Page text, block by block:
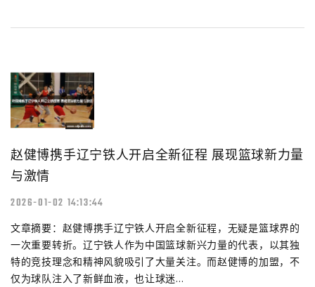
赵健博携手辽宁铁人开启全新征程 展现篮球新力量
与激情
2026-01-02 14:13:44
文章摘要：赵健博携手辽宁铁人开启全新征程，无疑是篮球界的
一次重要转折。辽宁铁人作为中国篮球新兴力量的代表，以其独
特的竞技理念和精神风貌吸引了大量关注。而赵健博的加盟，不
仅为球队注入了新鲜血液，也让球迷...